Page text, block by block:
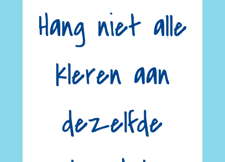
Hang niet alle
kleren aan
dezelfde